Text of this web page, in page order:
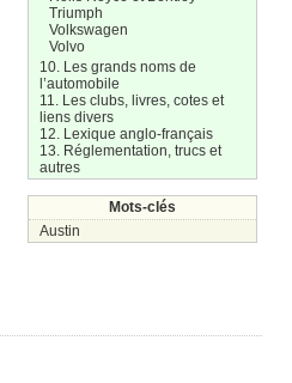
Triumph
Volkswagen
Volvo
10. Les grands noms de
l’automobile
11. Les clubs, livres, cotes et
liens divers
12. Lexique anglo-français
13. Réglementation, trucs et
autres
Mots-clés
Austin